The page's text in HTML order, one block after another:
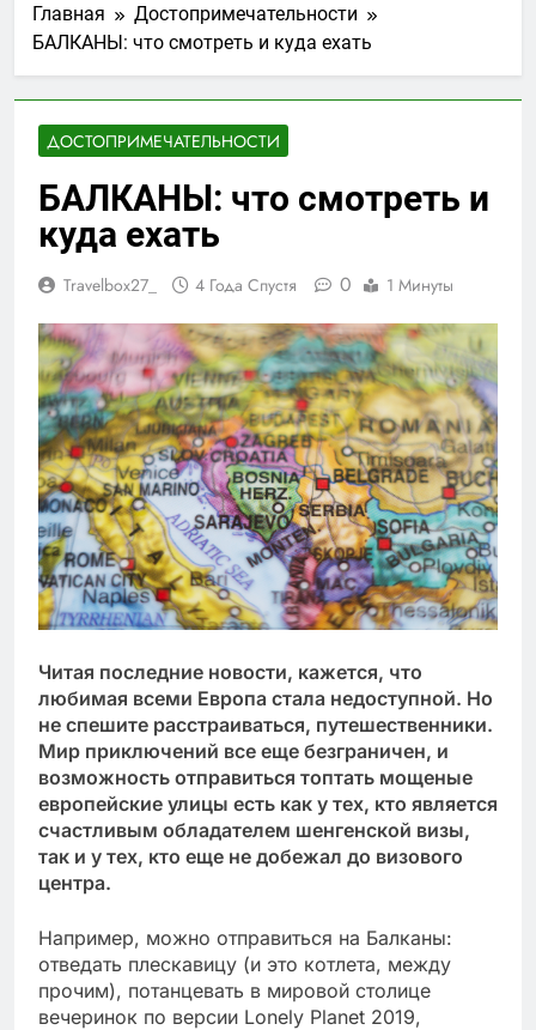
Главная
Достопримечательности
БАЛКАНЫ: что смотреть и куда ехать
ДОСТОПРИМЕЧАТЕЛЬНОСТИ
БАЛКАНЫ: что смотреть и
куда ехать
Travelbox27_ 4 Года Спустя 0 1 Минуты
Читая последние новости, кажется, что
любимая всеми Европа стала недоступной. Но
не спешите расстраиваться, путешественники.
Мир приключений все еще безграничен, и
возможность отправиться топтать мощеные
европейские улицы есть как у тех, кто является
счастливым обладателем шенгенской визы,
так и у тех, кто еще не добежал до визового
центра.
Например, можно отправиться на Балканы:
отведать плескавицу (и это котлета, между
прочим), потанцевать в мировой столице
вечеринок по версии Lonely Planet 2019,